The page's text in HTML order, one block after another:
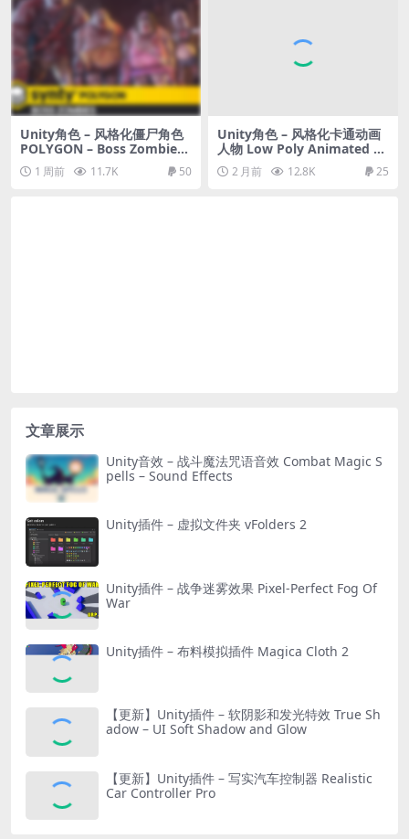
Unity角色 – 风格化僵尸角色
POLYGON – Boss Zombies
Pack1 周前 11.7K 50
Unity角色 – 风格化卡通动画
人物 Low Poly Animated Pe
ople2 月前 12.8K 25
文章展示
Unity音效 – 战斗魔法咒语音效 Combat Magic S
pells – Sound Effects
Unity插件 – 虚拟文件夹 vFolders 2
Unity插件 – 战争迷雾效果 Pixel-Perfect Fog Of
War
Unity插件 – 布料模拟插件 Magica Cloth 2
【更新】Unity插件 – 软阴影和发光特效 True Sh
adow – UI Soft Shadow and Glow
【更新】Unity插件 – 写实汽车控制器 Realistic
Car Controller Pro